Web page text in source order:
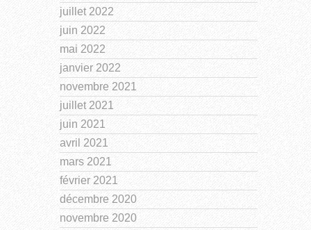
juillet 2022
juin 2022
mai 2022
janvier 2022
novembre 2021
juillet 2021
juin 2021
avril 2021
mars 2021
février 2021
décembre 2020
novembre 2020